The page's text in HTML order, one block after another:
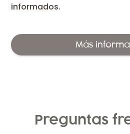
informados.
Más
Preguntas